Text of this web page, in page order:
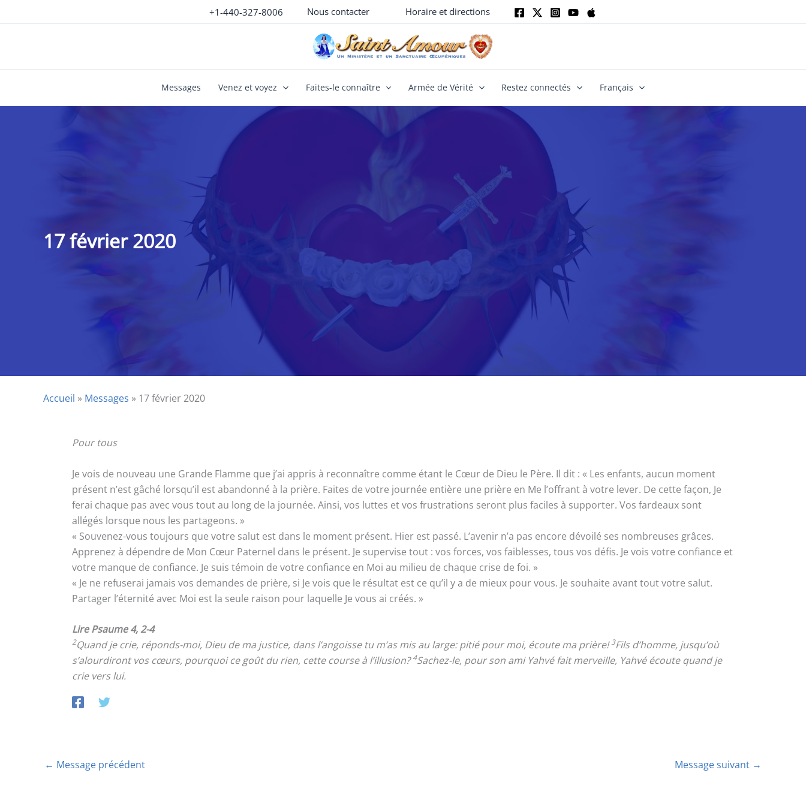
au
+1-440-327-8006 Nous contacter Horaire et directions
Messages Venez et voyez Faites-le connaître Armée de Vérité Restez connectés Français
17 février 2020
Accueil » Messages » 17 février 2020
Pour tous
Je vois de nouveau une Grande Flamme que j’ai appris à reconnaître comme étant le Cœur de Dieu le Père. Il dit : « Les enfants, aucun moment
présent n’est gâché lorsqu’il est abandonné à la prière. Faites de votre journée entière une prière en Me l’offrant à votre lever. De cette façon, Je
ferai chaque pas avec vous tout au long de la journée. Ainsi, vos luttes et vos frustrations seront plus faciles à supporter. Vos fardeaux sont
allégés lorsque nous les partageons. »
« Souvenez-vous toujours que votre salut est dans le moment présent. Hier est passé. L’avenir n’a pas encore dévoilé ses nombreuses grâces.
Apprenez à dépendre de Mon Cœur Paternel dans le présent. Je supervise tout : vos forces, vos faiblesses, tous vos défis. Je vois votre confiance et
votre manque de confiance. Je suis témoin de votre confiance en Moi au milieu de chaque crise de foi. »
« Je ne refuserai jamais vos demandes de prière, si Je vois que le résultat est ce qu’il y a de mieux pour vous. Je souhaite avant tout votre salut.
Partager l’éternité avec Moi est la seule raison pour laquelle Je vous ai créés. »
Lire Psaume 4, 2-4
2Quand je crie, réponds-moi, Dieu de ma justice, dans l’angoisse tu m’as mis au large: pitié pour moi, écoute ma prière!3Fils d’homme, jusqu’où
s’alourdiront vos cœurs, pourquoi ce goût du rien, cette course à l’illusion?4Sachez-le, pour son ami Yahvé fait merveille, Yahvé écoute quand je
crie vers lui.
← Message précédent Message suivant →